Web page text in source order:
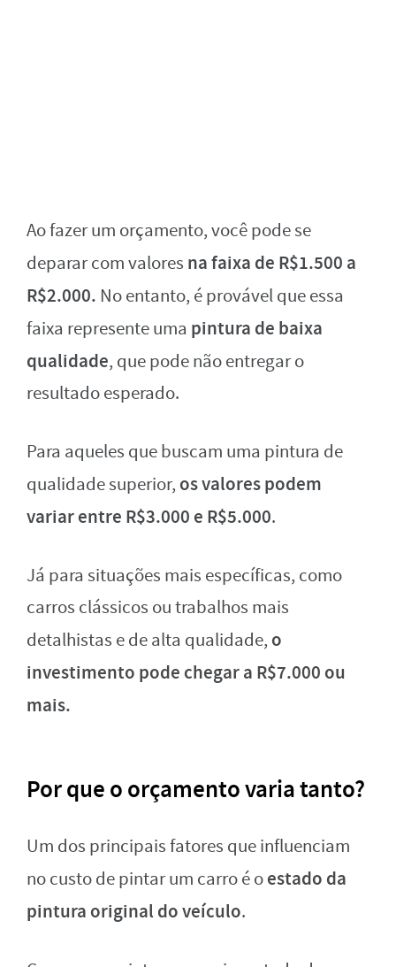
Ao fazer um orçamento, você pode se
deparar com valores na faixa de R$1.500 a
R$2.000. No entanto, é provável que essa
faixa represente uma pintura de baixa
qualidade, que pode não entregar o
resultado esperado.
Para aqueles que buscam uma pintura de
qualidade superior, os valores podem
variar entre R$3.000 e R$5.000.
Já para situações mais específicas, como
carros clássicos ou trabalhos mais
detalhistas e de alta qualidade, o
investimento pode chegar a R$7.000 ou
mais.
Por que o orçamento varia tanto?
Um dos principais fatores que influenciam
no custo de pintar um carro é oestado da
pintura original do veículo.